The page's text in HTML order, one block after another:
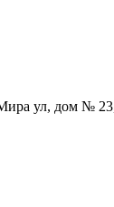
ул, дом №